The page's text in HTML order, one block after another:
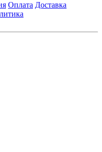
Оплата Доставка